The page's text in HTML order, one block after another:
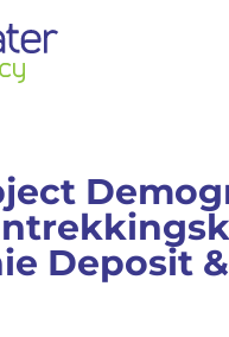
Deposit